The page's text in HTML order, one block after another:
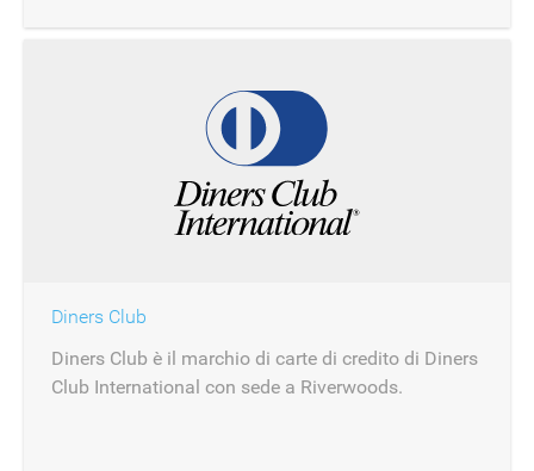
Diners Club
Diners Club è il marchio di carte di credito di Diners
Club International con sede a Riverwoods.